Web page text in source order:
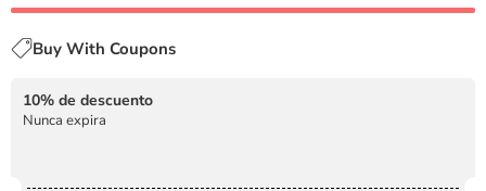
Buy With Coupons
10% de descuento
Nunca expira